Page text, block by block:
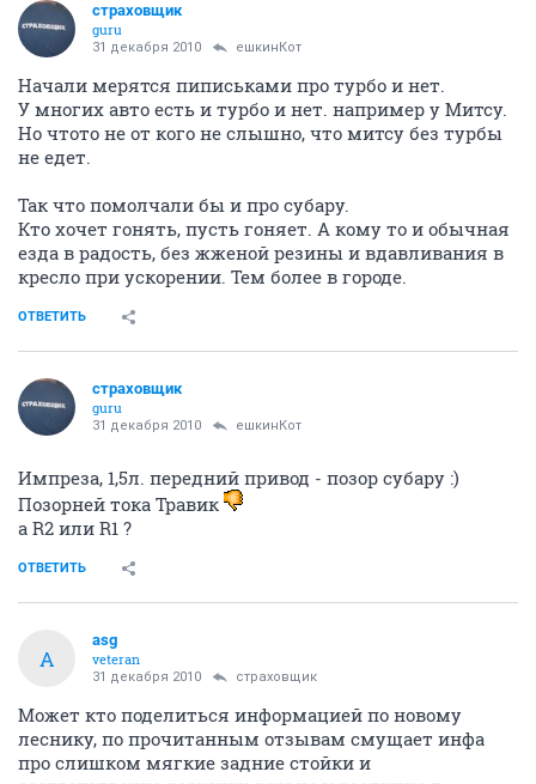
страховщик
guru
31 декабря 2010 ешкинКот
Начали мерятся пиписьками про турбо и нет.
У многих авто есть и турбо и нет. например у Митсу.
Но чтото не от кого не слышно, что митсу без турбы
не едет.
Так что помолчали бы и про субару.
Кто хочет гонять, пусть гоняет. А кому то и обычная
езда в радость, без жженой резины и вдавливания в
кресло при ускорении. Тем более в городе.
ОТВЕТИТЬ
страховщик
guru
31 декабря 2010 ешкинКот
Импреза, 1,5л. передний привод - позор субару :)
Позорней тока Травик
а R2 или R1 ?
ОТВЕТИТЬ
A
asg
veteran
31 декабря 2010 страховщик
Может кто поделиться информацией по новому
леснику, по прочитанным отзывам смущает инфа
про слишком мягкие задние стойки и